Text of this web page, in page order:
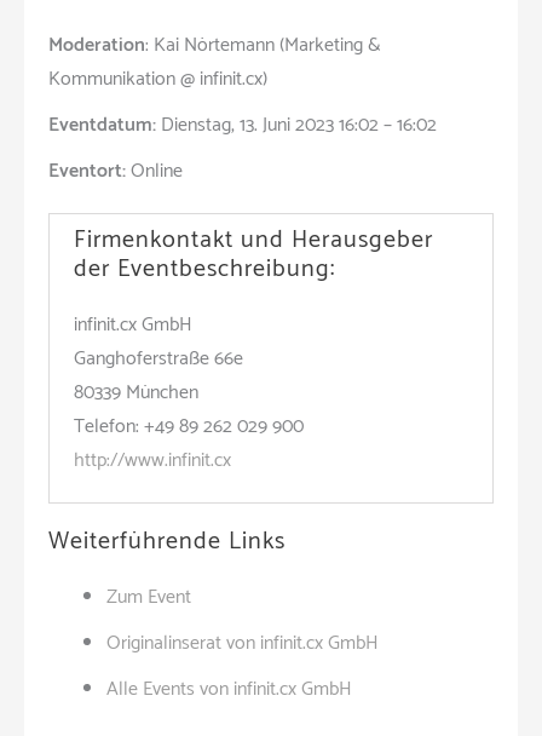
Moderation: Kai Nörtemann (Marketing &
Kommunikation @ infinit.cx)
Eventdatum:Dienstag, 13. Juni 2023 16:02 – 16:02
Eventort:Online
Firmenkontakt und Herausgeber
der Eventbeschreibung:
infinit.cx GmbH
Ganghoferstraße 66e
80339 München
Telefon: +49 89 262 029 900
http://www.infinit.cx
Weiterführende Links
Zum Event
Originalinserat von infinit.cx GmbH
Alle Events von infinit.cx GmbH